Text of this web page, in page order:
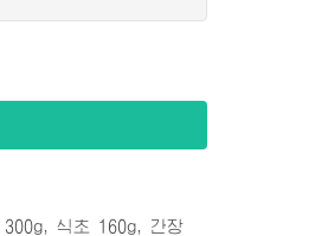
300g, 식초 160g, 간장